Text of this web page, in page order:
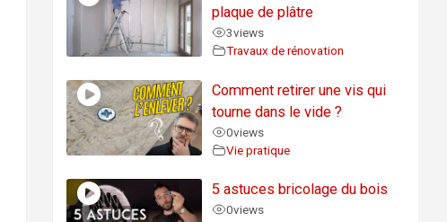
plaque de plâtre
3views
Travaux de rénovation
Comment retirer une vis qui
tourne dans le vide ?
0views
Vie pratique
5 astuces bricolage du bois
0views